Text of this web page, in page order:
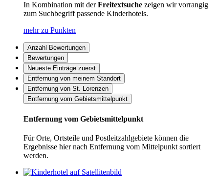
In Kombination mit derFreitextsuche zeigen wir vorrangig
zum Suchbegriff passende Kinderhotels.
mehr zu Punkten
Anzahl Bewertungen
Bewertungen
Neueste Einträge zuerst
Entfernung von meinem Standort
Entfernung von St. Lorenzen
Entfernung vom Gebietsmittelpunkt
Entfernung vom Gebietsmittelpunkt
Für Orte, Ortsteile und Postleitzahlgebiete können die
Ergebnisse hier nach Entfernung vom Mittelpunkt sortiert
werden.